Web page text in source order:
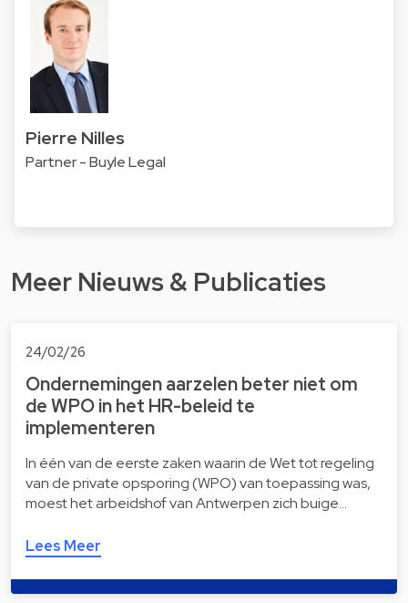
Pierre Nilles
Partner - Buyle Legal
Meer Nieuws & Publicaties
24/02/26
Ondernemingen aarzelen beter niet om
de WPO in het HR-beleid te
implementeren
In één van de eerste zaken waarin de Wet tot regeling
van de private opsporing (WPO) van toepassing was,
moest het arbeidshof van Antwerpen zich buige…
Lees Meer